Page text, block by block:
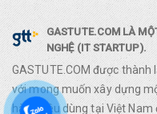
GASTUTE.COM LÀ
NGHỆ (IT STARTUP).
GASTUTE.COM được thành
với mong muốn xây dựng
hàng tiêu dùng tại Việt Nam